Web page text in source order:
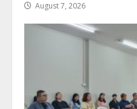
August 7, 2026